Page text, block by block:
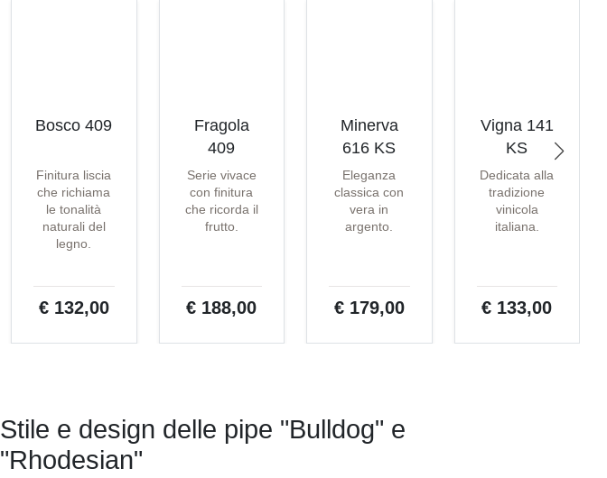
Bosco 409
Finitura liscia
che richiama
le tonalità
naturali del
legno.
€ 132,00
Fragola
409
Serie vivace
con finitura
che ricorda il
frutto.
€ 188,00
Minerva
616 KS
Eleganza
classica con
vera in
argento.
€ 179,00
Vigna 141
KS
Dedicata alla
tradizione
vinicola
italiana.
€ 133,00
Stile e design delle pipe "Bulldog" e
"Rhodesian"